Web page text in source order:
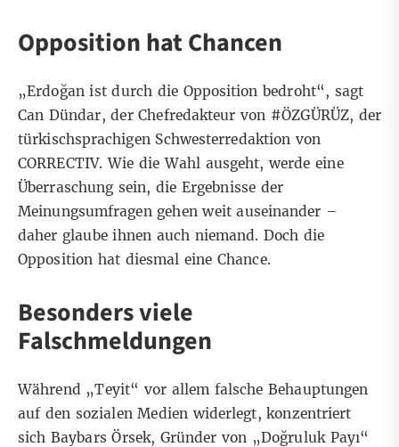
Opposition hat Chancen
„Erdoğan ist durch die Opposition bedroht“, sagt
Can Dündar, der Chefredakteur von #ÖZGÜRÜZ, der
türkischsprachigen Schwesterredaktion von
CORRECTIV. Wie die Wahl ausgeht, werde eine
Überraschung sein, die Ergebnisse der
Meinungsumfragen gehen weit auseinander –
daher glaube ihnen auch niemand. Doch die
Opposition hat diesmal eine Chance.
Besonders viele
Falschmeldungen
Während „Teyit“ vor allem falsche Behauptungen
auf den sozialen Medien widerlegt, konzentriert
sich Baybars Örsek, Gründer von „Doğruluk Payı“